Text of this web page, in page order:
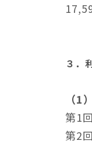
３．
（1
第1
第2